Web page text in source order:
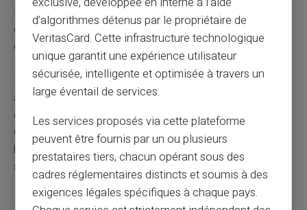
Réfugiez-vous derrière ces solutions exploitant des
outils tels que le chiffrement, mais ne considérez jamais
qu'elles suffisent pour pallier toutes les failles possibles.
Rester informé des dernières astuces des fraudeurs et
adapter en conséquence vos habitudes d'achat
demeure la clé pour sécuriser votre expérience en ligne.
Conjuguer mesures technologiques et vigilance
humaine définit un duo gagnant pour naviguer
sereinement dans cet écosystème virtuel.
d’algorithmes détenus par le propriétaire de
VeritasCard. Cette infrastructure technologique
unique garantit une expérience utilisateur
sécurisée, intelligente et optimisée à travers un
large éventail de services.
Les services proposés via cette plateforme
peuvent être fournis par un ou plusieurs
prestataires tiers, chacun opérant sous des
cadres réglementaires distincts et soumis à des
exigences légales spécifiques à chaque pays.